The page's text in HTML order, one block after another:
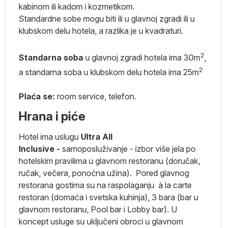
kabinom ili kadom i kozmetikom.
Standardne sobe mogu biti ili u glavnoj zgradi ili u
klubskom delu hotela, a razlika je u kvadraturi.
Standarna soba u glavnoj zgradi hotela ima 30m2,
a standarna soba u klubskom delu hotela ima 25m2
Plaća se: room service, telefon.
Hrana i piće
Hotel ima uslugu Ultra All
Inclusive - samoposluživanje - izbor više jela po
hotelskim pravilima u glavnom restoranu (doručak,
ručak, večera, ponoćna užina). Pored glavnog
restorana gostima su na raspolaganju à la carte
restoran (domaća i svetska kuhinja), 3 bara (bar u
glavnom restoranu, Pool bar i Lobby bar). U
koncept usluge su uključeni obroci u glavnom